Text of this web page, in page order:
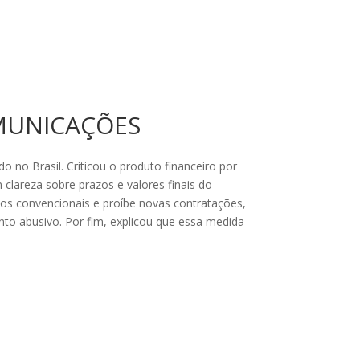
no Brasil. Criticou o produto financeiro por
sobre prazos e valores finais do
convencionais e proíbe novas contratações,
abusivo. Por fim, explicou que essa medida